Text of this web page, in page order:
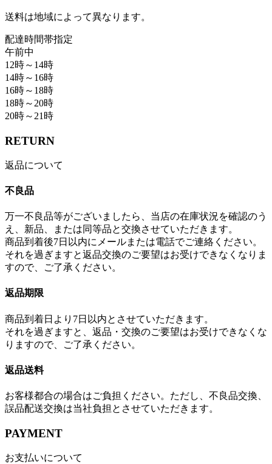
送料は地域によって異なります。
配達時間帯指定
午前中
12時～14時
14時～16時
16時～18時
18時～20時
20時～21時
RETURN
返品について
不良品
万一不良品等がございましたら、当店の在庫状況を確認のう
え、新品、または同等品と交換させていただきます。
商品到着後7日以内にメールまたは電話でご連絡ください。
それを過ぎますと返品交換のご要望はお受けできなくなりま
すので、ご了承ください。
返品期限
商品到着日より7日以内とさせていただきます。
それを過ぎますと、返品・交換のご要望はお受けできなくな
りますので、ご了承ください。
返品送料
お客様都合の場合はご負担ください。ただし、不良品交換、
誤品配送交換は当社負担とさせていただきます。
PAYMENT
お支払いについて